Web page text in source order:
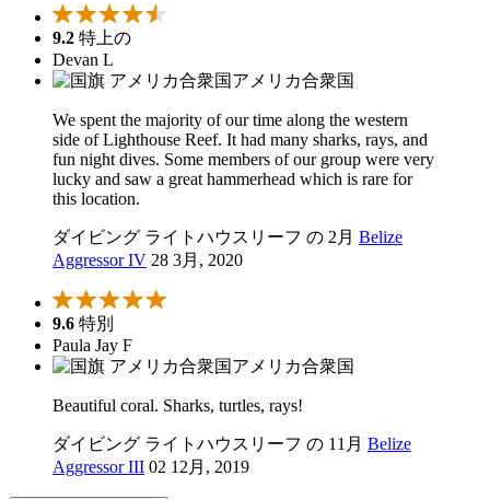
9.2 特上の
Devan L
アメリカ合衆国
We spent the majority of our time along the western
side of Lighthouse Reef. It had many sharks, rays, and
fun night dives. Some members of our group were very
lucky and saw a great hammerhead which is rare for
this location.
ダイビング ライトハウスリーフ の 2月 Belize
Aggressor IV 28 3月, 2020
9.6 特別
Paula Jay F
アメリカ合衆国
Beautiful coral. Sharks, turtles, rays!
ダイビング ライトハウスリーフ の 11月 Belize
Aggressor III 02 12月, 2019